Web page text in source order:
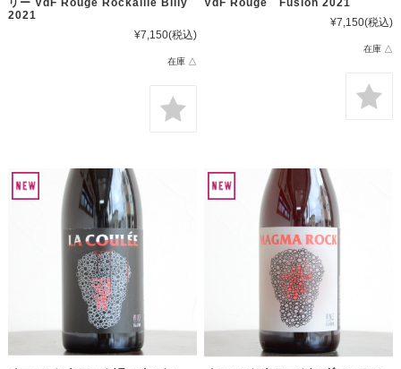
リー VdF Rouge Rockaille Billy
2021
¥7,150(税込)
在庫 △
VdF Rouge Fusion 2021
¥7,150(税込)
在庫 △